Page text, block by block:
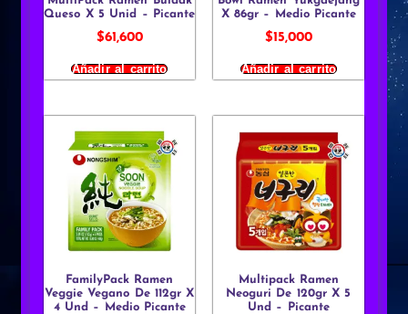
Queso X 5 Unid – Picante
$61,600
Añadir al carrito
X 86gr – Medio Picante
$15,000
Añadir al carrito
FamilyPack Ramen
Veggie Vegano De 112gr X
4 Und – Medio Picante
Multipack Ramen
Neoguri De 120gr X 5
Und – Picante